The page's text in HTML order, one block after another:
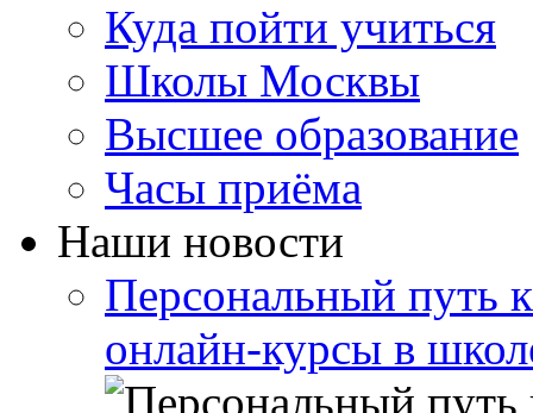
Куда пойти учиться
Школы Москвы
Высшее образование
Часы приёма
Наши новости
Персональный путь
онлайн-курсы в